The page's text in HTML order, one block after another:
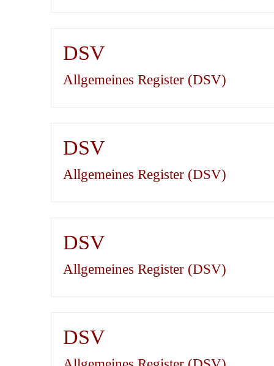
DSV
Allgemeines Register (DSV)
DSV
Allgemeines Register (DSV)
DSV
Allgemeines Register (DSV)
DSV